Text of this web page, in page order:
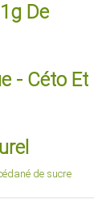
De
- Céto Et
de sucre